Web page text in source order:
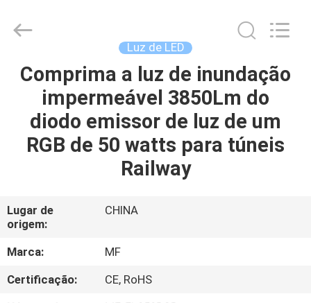
CASA
PRODUTOS
QUEM
SOMOS
EXCURSÃO
DA
Ming
Rights
Luz de LED
Comprima a luz de inundação
impermeável 3850Lm do
diodo emissor de luz de um
RGB de 50 watts para túneis
Railway
Lugar de
origem:
CHINA
Marca:
MF
Certificação:
CE, RoHS